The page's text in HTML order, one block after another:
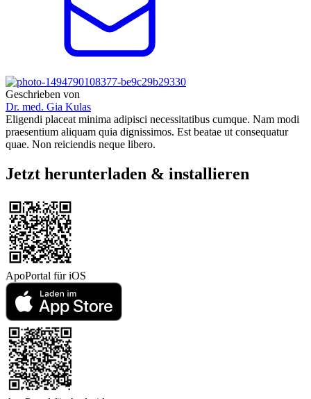
Geschrieben von
Dr. med. Gia Kulas
Eligendi placeat minima adipisci necessitatibus cumque. Nam modi
praesentium aliquam quia dignissimos. Est beatae ut consequatur
quae. Non reiciendis neque libero.
Jetzt herunterladen & installieren
ApoPortal füriOS